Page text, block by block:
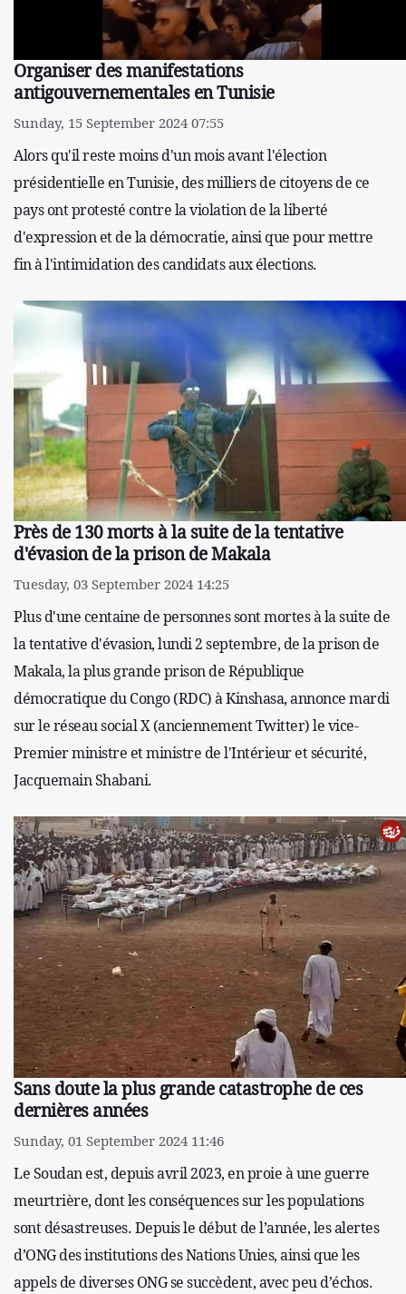
Organiser des manifestations
antigouvernementales en Tunisie
Sunday, 15 September 2024 07:55
Alors qu'il reste moins d'un mois avant l'élection
présidentielle en Tunisie, des milliers de citoyens de ce
pays ont protesté contre la violation de la liberté
d'expression et de la démocratie, ainsi que pour mettre
fin à l'intimidation des candidats aux élections.
Près de 130 morts à la suite de la tentative
d'évasion de la prison de Makala
Tuesday, 03 September 2024 14:25
Plus d'une centaine de personnes sont mortes à la suite de
la tentative d'évasion, lundi 2 septembre, de la prison de
Makala, la plus grande prison de République
démocratique du Congo (RDC) à Kinshasa, annonce mardi
sur le réseau social X (anciennement Twitter) le vice-
Premier ministre et ministre de l'Intérieur et sécurité,
Jacquemain Shabani.
Sans doute la plus grande catastrophe de ces
dernières années
Sunday, 01 September 2024 11:46
Le Soudan est, depuis avril 2023, en proie à une guerre
meurtrière, dont les conséquences sur les populations
sont désastreuses. Depuis le début de l’année, les alertes
d’ONG des institutions des Nations Unies, ainsi que les
appels de diverses ONG se succèdent, avec peu d’échos.